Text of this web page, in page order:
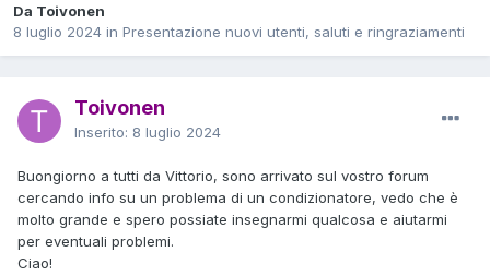
Da Toivonen
8 luglio 2024 in Presentazione nuovi utenti, saluti e ringraziamenti
Toivonen
Inserito: 8 luglio 2024
Buongiorno a tutti da Vittorio, sono arrivato sul vostro forum
cercando info su un problema di un condizionatore, vedo che è
molto grande e spero possiate insegnarmi qualcosa e aiutarmi
per eventuali problemi.
Ciao!